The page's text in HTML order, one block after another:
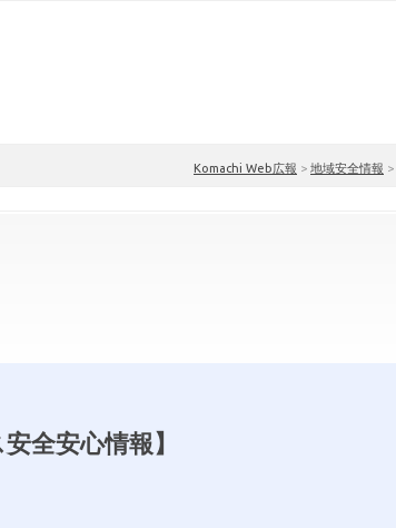
Komachi Web広報 > 地域安全情報 >
全安心情報】